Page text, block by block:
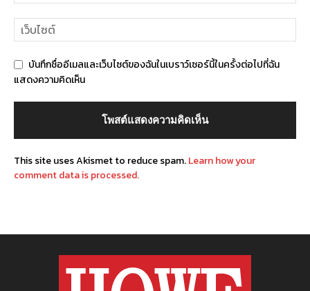
บันทึกชื่ออีเมลและเว็บไซต์ของฉันในเบราว์เซอร์นี้ในครั้งต่อไปที่ฉัน
แสดงความคิดเห็น
This site uses Akismet to reduce spam.Learn how your
comment data is processed.